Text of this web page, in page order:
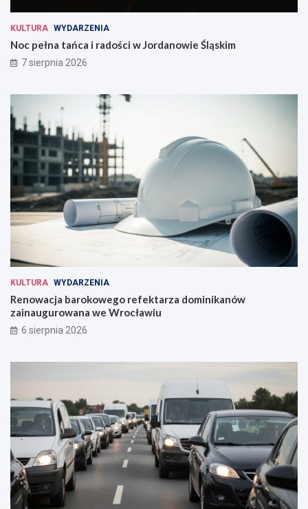
KULTURA WYDARZENIA
Noc pełna tańca i radości w Jordanowie Śląskim
7 sierpnia 2026
KULTURA WYDARZENIA
Renowacja barokowego refektarza dominikanów
zainaugurowana we Wrocławiu
6 sierpnia 2026